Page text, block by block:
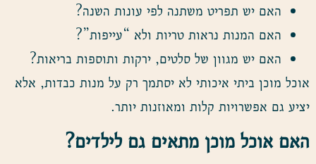
האם יש תפריט משתנה לפי עונות השנה?
האם המנות נראות טריות ולא “עייפות”?
האם יש מגוון של סלטים, ירקות ותוספות בריאות?
אוכל מוכן ביתי איכותי לא יסתמך רק על מנות כבדות, אלא
יציע גם אפשרויות קלות ומאוזנות יותר.
האם אוכל מוכן מתאים גם לילדים?